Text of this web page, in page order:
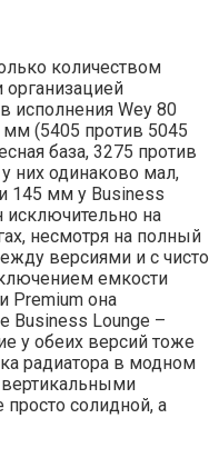
количеством
исполнения Wey 80
(5405 против 5045
база, 3275 против
них одинаково мал,
145 мм у Business
исключительно на
несмотря на полный
версиями и с чисто
емкости
Premium она
Business Lounge –
у обеих версий тоже
радиатора в модном
солидной, а